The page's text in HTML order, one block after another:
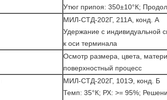
Утюг припоя: 350±10°К;
МИЛ-СТД-202Г, 211А, конд. А
Удержание с индивидуальной
к оси терминала
Осмотр размера, цвета,
поверхностный процесс
МИЛ-СТД-202Г, 101Э, конд. Б
Темп: 35°К; РХ: >= 95%;